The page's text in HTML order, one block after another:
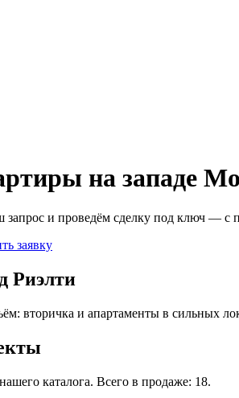
на западе
запрос и проведём сделку под ключ —
заявку
Риэлти
вторичка и апартаменты в сильных
каталога. Всего в продаже: 18.